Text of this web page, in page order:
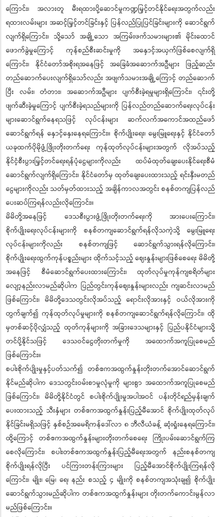
ကြောင်း၊ အလားတူ မီးရထားပို့ဆောင်မှုကဏ္ဍမြှင့်တင်နိုင်ရေးအတွက်လည်း
ရထားလမ်းများ အဆင့်မြှင့်တင်ခြင်းနှင့် ပြန်လည်ပြုပြင်ခြင်းများကို ဆောင်ရွက်
လျက်ရှိကြောင်း၊ သို့သော် အချို့သော အကြမ်းဖက်သမားများ၏ မိုင်းထောင်
ဖောက်ခွဲမှုကြောင့် ကုန်စည်စီးဆင်းမှုကို အနှောင့်အယှက်ဖြစ်စေလျက်ရှိ
ကြောင်း၊ နိုင်ငံတော်အစိုးရအနေဖြင့် အခြေခံအဆောက်အဦများ ဖြည့်ဆည်း
တည်ဆောက်ပေးလျက်ရှိသော်လည်း အဖျက်သမားအချို့ကြောင့် တည်ဆောက်
ပြီး လမ်း၊ တံတား၊ အဆောက်အဦများ ပျက်စီးခဲ့ရမှုများရှိကြောင်း၊ ၎င်းတို့
ဖျက်ဆီးခဲ့မှုကြောင့် ပျက်စီးခဲ့ရသည်များကို ပြန်လည်တည်ဆောက်ရေးလုပ်ငန်း
များဆောင်ရွက်နေရသဖြင့် လုပ်ငန်းများ ဆက်လက်အကောင်အထည်ဖော်
ဆောင်ရွက်ရန် နှောင့်နှေးနေရကြောင်း။ စိုက်ပျိုးရေး၊ မွေးမြူရေးနှင့် နိုင်ငံတော်
ယခုထက်ပိုမိုဖွံ့ဖြိုးတိုးတက်ရေး ကုန်ထုတ်လုပ်ငန်းများအတွက် လိုအပ်သည့်
နိုင်ငံ့စီးပွားမြှင့်တင်ရေးရန်ပုံငွေများကိုလည်း ထပ်မံထုတ်ချေးပေးနိုင်ရေးစီမံ
ဆောင်ရွက်လျက်ရှိကြောင်း၊ နိုင်ငံတော်မှ ထုတ်ချေးပေးထားသည့် ရင်းနှီးမတည်
ငွေများကိုလည်း သတ်မှတ်ထားသည့် အချိန်ကာလအတွင်း စနစ်တကျပြန်လည်
ပေးဆပ်ကြရန်လည်းလိုကြောင်း။
မိမိတို့အနေဖြင့် ဒေသစီးပွားဖွံ့ဖြိုးတိုးတက်ရေးကို အားပေးကြောင်း၊
စိုက်ပျိုးရေးလုပ်ငန်းများကို စနစ်တကျဆောင်ရွက်ရန်လိုသကဲ့သို့ မွေးမြူရေး
လုပ်ငန်းများကိုလည်း စနစ်တကျဖြင့် ဆောင်ရွက်သွားရန်လိုကြောင်း၊
စိုက်ပျိုးရေးထွက်ကုန်ပစ္စည်းများ ထိုက်သင့်သည့် ဈေးနှုန်းများဖြစ်စေရေး မိမိတို့
အနေဖြင့် စီမံဆောင်ရွက်ပေးထားကြောင်း၊ ထုတ်လုပ်မှုကုန်ကျစရိတ်များ
လျော့နည်းလာမည်ဆိုပါက ပြည်တွင်းကုန်ဈေးနှုန်းများလည်း ကျဆင်းလာမည်
ဖြစ်ကြောင်း၊ မိမိတို့ဒေသတွင်းလိုအပ်သည့် ရောင်းလိုအားနှင့် ဝယ်လိုအားကို
တွက်ချက်၍ ကုန်ထုတ်လုပ်မှုများကို စနစ်တကျဆောင်ရွက်ရန်လိုကြောင်း၊ ထို
မှတစ်ဆင့်ပိုလျှံသည့် ထုတ်ကုန်များကို အခြားဒေသများနှင့် ပြည်ပနိုင်ငံများသို့
တင်ပို့နိုင်သဖြင့် ဒေသဝင်ငွေတိုးတက်မှုကို အထောက်အကူပြုစေမည်
ဖြစ်ကြောင်း။
စပါးစိုက်ပျိုးမှုနှင့်ပတ်သက်၍ တစ်ဧကအထွက်နှုန်းတိုးတက်အောင်ဆောင်ရွက်
နိုင်မည်ဆိုပါက ဒေသတွင်းဝမ်းစာမှုလုံမှုကို များစွာ အထောက်အကူပြုစေမည်
ဖြစ်ကြောင်း၊ မိမိတို့နိုင်ငံတွင် စပါးစိုက်ပျိုးမှုအပါအဝင် ပန်းတိုင်ရည်မှန်းချက်
ပေးထားသည့် သီးနှံများ တစ်ဧကအထွက်နှုန်းပြည့်မီအောင် စိုက်ပျိုးထုတ်လုပ်
နိုင်ခြင်းမရှိသဖြင့် နှစ်စဉ်အမေရိကန်ဒေါ်လာ ၈ ဘီလီယံခန့် ဆုံးရှုံးနေရကြောင်း၊
ထို့ကြောင့် တစ်ဧကအထွက်နှုန်းများတိုးတက်စေရေး ကြိုးပမ်းဆောင်ရွက်ကြ
စေလိုကြောင်း၊ စပါးတစ်ဧကအထွက်နှုန်းပြည့်မီရေးအတွက် နည်းစနစ်တကျ
စိုက်ပျိုးရန်လိုပြီး ပင်ကြားတန်းကြားများ ပြည့်မီအောင်စိုက်ပျိုးကြရန်လို
ကြောင်း၊ မျိုး၊ မြေ၊ ရေ၊ နည်း စသည့် ၄ မျိုးကို စနစ်တကျအသုံးချ၍ စိုက်ပျိုး
ဆောင်ရွက်သွားမည်ဆိုပါက တစ်ဧကအထွက်နှုန်းများ တိုးတက်ကောင်းမွန်လာ
မည်ဖြစ်ကြောင်း။